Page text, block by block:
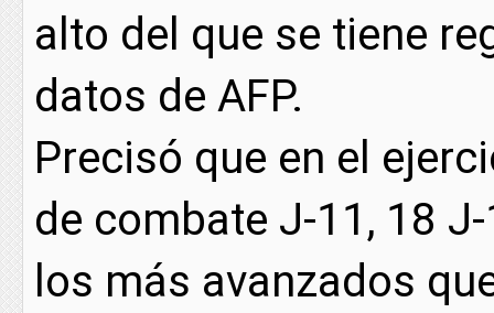
alto del que se tiene
datos de AFP.
Precisó que en el
de combate J-11, 18
los más avanzados